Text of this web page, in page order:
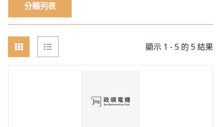
分類列表
顯示 1 - 5 的 5 結果